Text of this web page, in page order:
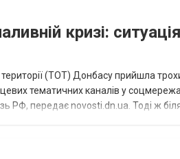
кризі:
(ТОТ) Донбасу прийшла
тематичних каналів у
РФ, передає novosti.dn.ua. Тоді ж